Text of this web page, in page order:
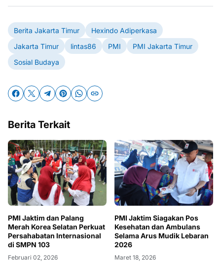
Berita Jakarta Timur
Hexindo Adiperkasa
Jakarta Timur
lintas86 PMI
PMI Jakarta Timur
Sosial Budaya
Berita Terkait
PMI Jaktim dan Palang
Merah Korea Selatan Perkuat
Persahabatan Internasional
di SMPN 103
Februari 02, 2026
PMI Jaktim Siagakan Pos
Kesehatan dan Ambulans
Selama Arus Mudik Lebaran
2026
Maret 18, 2026